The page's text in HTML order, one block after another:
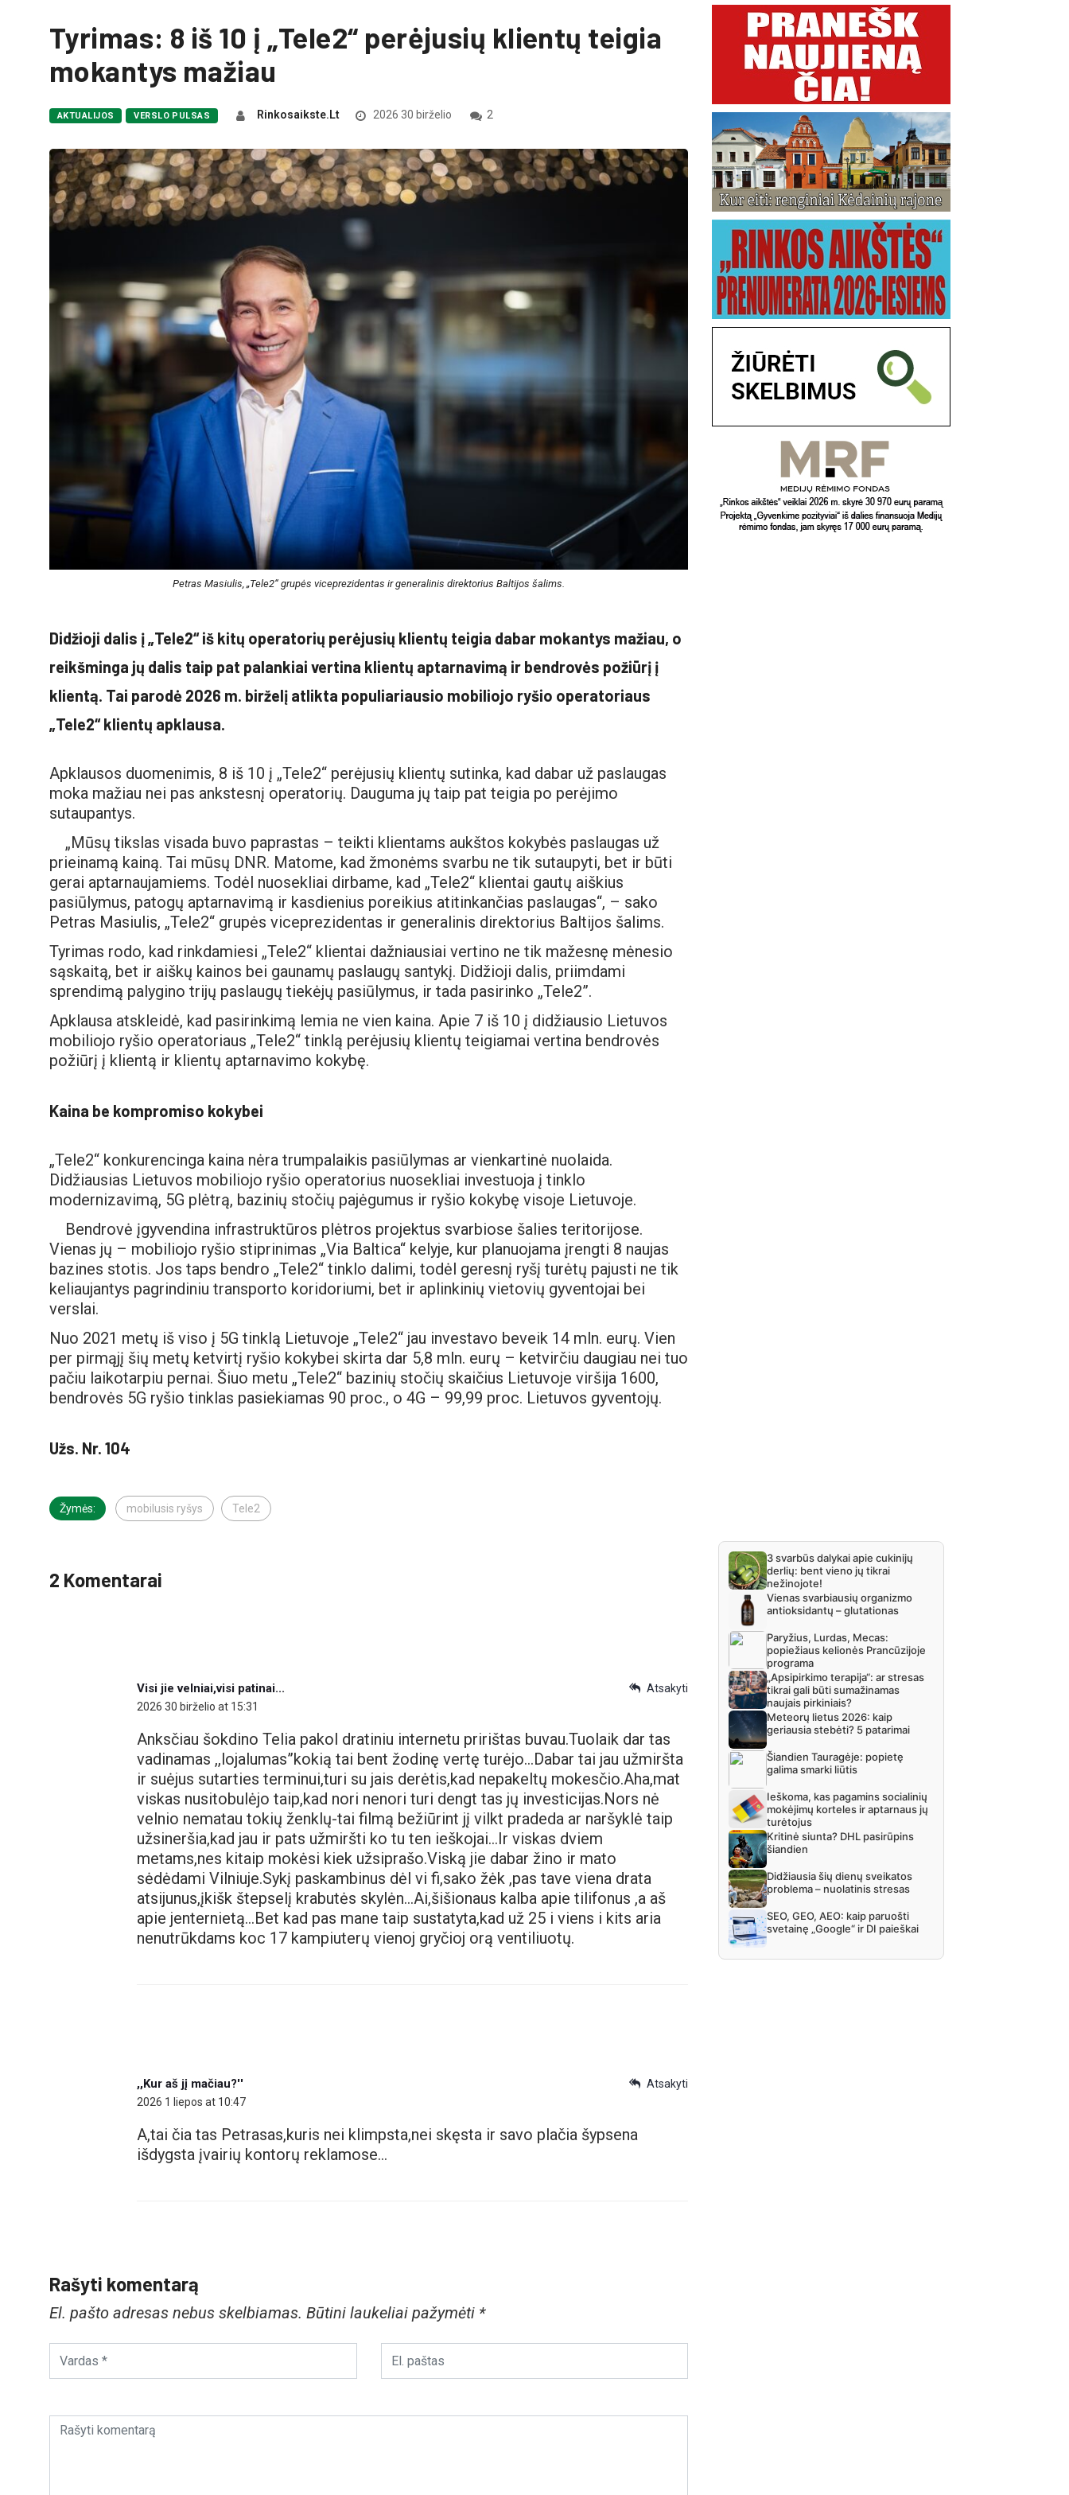
Tyrimas: 8 iš 10 į „Tele2“ perėjusių klientų teigia
mokantys mažiau
AKTUALIJOS VERSLO PULSAS Rinkosaikste.lt 2026 30 birželio 2
Petras Masiulis, „Tele2“ grupės viceprezidentas ir generalinis direktorius Baltijos šalims.
Didžioji dalis į „Tele2“ iš kitų operatorių perėjusių klientų teigia dabar mokantys mažiau, o
reikšminga jų dalis taip pat palankiai vertina klientų aptarnavimą ir bendrovės požiūrį į
klientą. Tai parodė 2026 m. birželį atlikta populiariausio mobiliojo ryšio operatoriaus
„Tele2“ klientų apklausa.
Apklausos duomenimis, 8 iš 10 į „Tele2“ perėjusių klientų sutinka, kad dabar už paslaugas
moka mažiau nei pas ankstesnį operatorių. Dauguma jų taip pat teigia po perėjimo
sutaupantys.
„Mūsų tikslas visada buvo paprastas – teikti klientams aukštos kokybės paslaugas už
prieinamą kainą. Tai mūsų DNR. Matome, kad žmonėms svarbu ne tik sutaupyti, bet ir būti
gerai aptarnaujamiems. Todėl nuosekliai dirbame, kad „Tele2“ klientai gautų aiškius
pasiūlymus, patogų aptarnavimą ir kasdienius poreikius atitinkančias paslaugas“, – sako
Petras Masiulis, „Tele2“ grupės viceprezidentas ir generalinis direktorius Baltijos šalims.
Tyrimas rodo, kad rinkdamiesi „Tele2“ klientai dažniausiai vertino ne tik mažesnę mėnesio
sąskaitą, bet ir aiškų kainos bei gaunamų paslaugų santykį. Didžioji dalis, priimdami
sprendimą palygino trijų paslaugų tiekėjų pasiūlymus, ir tada pasirinko „Tele2”.
Apklausa atskleidė, kad pasirinkimą lemia ne vien kaina. Apie 7 iš 10 į didžiausio Lietuvos
mobiliojo ryšio operatoriaus „Tele2“ tinklą perėjusių klientų teigiamai vertina bendrovės
požiūrį į klientą ir klientų aptarnavimo kokybę.
Kaina be kompromiso kokybei
„Tele2“ konkurencinga kaina nėra trumpalaikis pasiūlymas ar vienkartinė nuolaida.
Didžiausias Lietuvos mobiliojo ryšio operatorius nuosekliai investuoja į tinklo
modernizavimą, 5G plėtrą, bazinių stočių pajėgumus ir ryšio kokybę visoje Lietuvoje.
Bendrovė įgyvendina infrastruktūros plėtros projektus svarbiose šalies teritorijose.
Vienas jų – mobiliojo ryšio stiprinimas „Via Baltica“ kelyje, kur planuojama įrengti 8 naujas
bazines stotis. Jos taps bendro „Tele2“ tinklo dalimi, todėl geresnį ryšį turėtų pajusti ne tik
keliaujantys pagrindiniu transporto koridoriumi, bet ir aplinkinių vietovių gyventojai bei
verslai.
Nuo 2021 metų iš viso į 5G tinklą Lietuvoje „Tele2“ jau investavo beveik 14 mln. eurų. Vien
per pirmąjį šių metų ketvirtį ryšio kokybei skirta dar 5,8 mln. eurų – ketvirčiu daugiau nei tuo
pačiu laikotarpiu pernai. Šiuo metu „Tele2“ bazinių stočių skaičius Lietuvoje viršija 1600,
bendrovės 5G ryšio tinklas pasiekiamas 90 proc., o 4G – 99,99 proc. Lietuvos gyventojų.
Užs. Nr. 104
Žymės: mobilusis ryšys Tele2
2 Komentarai
Atsakyti
Visi jie velniai,visi patinai...
2026 30 birželio at 15:31
Anksčiau šokdino Telia pakol dratiniu internetu pririštas buvau.Tuolaik dar tas
vadinamas ,,lojalumas”kokią tai bent žodinę vertę turėjo…Dabar tai jau užmiršta
ir suėjus sutarties terminui,turi su jais derėtis,kad nepakeltų mokesčio.Aha,mat
viskas nusitobulėjo taip,kad nori nenori turi dengt tas jų investicijas.Nors nė
velnio nematau tokių ženklų-tai filmą bežiūrint jį vilkt pradeda ar naršyklė taip
užsineršia,kad jau ir pats užmiršti ko tu ten ieškojai…Ir viskas dviem
metams,nes kitaip mokėsi kiek užsiprašo.Viską jie dabar žino ir mato
sėdėdami Vilniuje.Sykį paskambinus dėl vi fi,sako žėk ,pas tave viena drata
atsijunus,įkišk štepselį krabutės skylėn…Ai,šišionaus kalba apie tilifonus ,a aš
apie jenternietą…Bet kad pas mane taip sustatyta,kad už 25 i viens i kits aria
nenutrūkdams koc 17 kampiuterų vienoj gryčioj orą ventiliuotų.
Atsakyti
,,Kur aš jį mačiau?''
2026 1 liepos at 10:47
A,tai čia tas Petrasas,kuris nei klimpsta,nei skęsta ir savo plačia šypsena
išdygsta įvairių kontorų reklamose…
Rašyti komentarą
El. pašto adresas nebus skelbiamas. Būtini laukeliai pažymėti *